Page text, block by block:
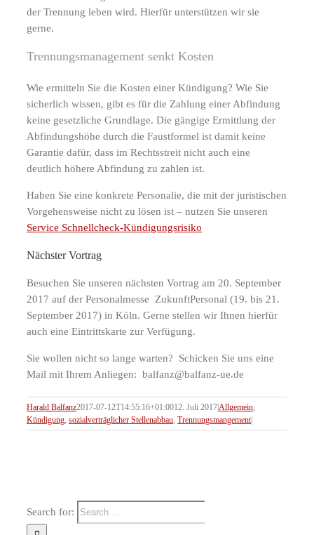
der Trennung leben wird. Hierfür unterstützen wir sie
gerne.
Trennungsmanagement senkt Kosten
Wie ermitteln Sie die Kosten einer Kündigung? Wie Sie
sicherlich wissen, gibt es für die Zahlung einer Abfindung
keine gesetzliche Grundlage. Die gängige Ermittlung der
Abfindungshöhe durch die Faustformel ist damit keine
Garantie dafür, dass im Rechtsstreit nicht auch eine
deutlich höhere Abfindung zu zahlen ist.
Haben Sie eine konkrete Personalie, die mit der juristischen
Vorgehensweise nicht zu lösen ist – nutzen Sie unseren
Service Schnellcheck-Kündigungsrisiko
Nächster Vortrag
Besuchen Sie unseren nächsten Vortrag am 20. September
2017 auf der Personalmesse ZukunftPersonal (19. bis 21.
September 2017) in Köln. Gerne stellen wir Ihnen hierfür
auch eine Eintrittskarte zur Verfügung.
Sie wollen nicht so lange warten? Schicken Sie uns eine
Mail mit Ihrem Anliegen: balfanz@balfanz-ue.de
Harald Balfanz2017-07-12T14:55:16+01:0012. Juli 2017Allgemein,
Kündigung, sozialverträglicher Stellenabbau, Trennungsmangement|
Search for: